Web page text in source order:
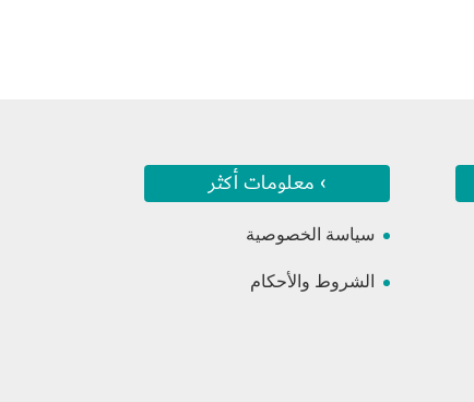
› معلومات أكثر
سياسة الخصوصية
الشروط والأحكام